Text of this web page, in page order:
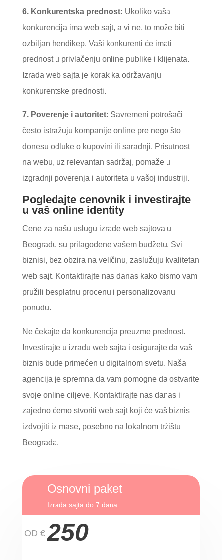
6. Konkurentska prednost: Ukoliko vaša
konkurencija ima web sajt, a vi ne, to može biti
ozbiljan hendikep. Vaši konkurenti će imati
prednost u privlačenju online publike i klijenata.
Izrada web sajta je korak ka održavanju
konkurentske prednosti.
7. Poverenje i autoritet: Savremeni potrošači
često istražuju kompanije online pre nego što
donesu odluke o kupovini ili saradnji. Prisutnost
na webu, uz relevantan sadržaj, pomaže u
izgradnji poverenja i autoriteta u vašoj industriji.
Pogledajte cenovnik i investirajte
u vaš online identity
Cene za našu uslugu izrade web sajtova u
Beogradu su prilagođene vašem budžetu. Svi
biznisi, bez obzira na veličinu, zaslužuju kvalitetan
web sajt. Kontaktirajte nas danas kako bismo vam
pružili besplatnu procenu i personalizovanu
ponudu.
Ne čekajte da konkurencija preuzme prednost.
Investirajte u izradu web sajta i osigurajte da vaš
biznis bude primećen u digitalnom svetu. Naša
agencija je spremna da vam pomogne da ostvarite
svoje online ciljeve. Kontaktirajte nas danas i
zajedno ćemo stvoriti web sajt koji će vaš biznis
izdvojiti iz mase, posebno na lokalnom tržištu
Beograda.
Osnovni paket
Izrada sajta do 7 dana
OD € 250